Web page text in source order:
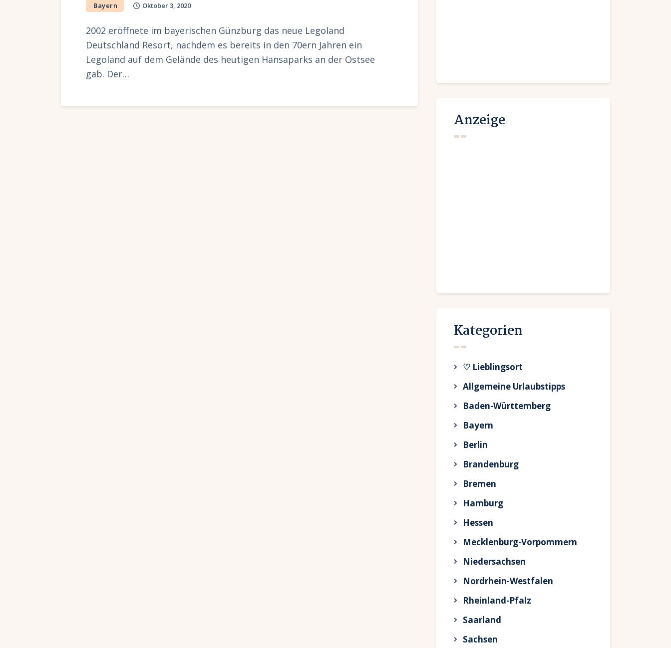
Bayern Oktober 3, 2020
2002 eröffnete im bayerischen Günzburg das neue Legoland
Deutschland Resort, nachdem es bereits in den 70ern Jahren ein
Legoland auf dem Gelände des heutigen Hansaparks an der Ostsee
gab. Der…
Anzeige
Kategorien
♡ Lieblingsort
Allgemeine Urlaubstipps
Baden-Württemberg
Bayern
Berlin
Brandenburg
Bremen
Hamburg
Hessen
Mecklenburg-Vorpommern
Niedersachsen
Nordrhein-Westfalen
Rheinland-Pfalz
Saarland
Sachsen